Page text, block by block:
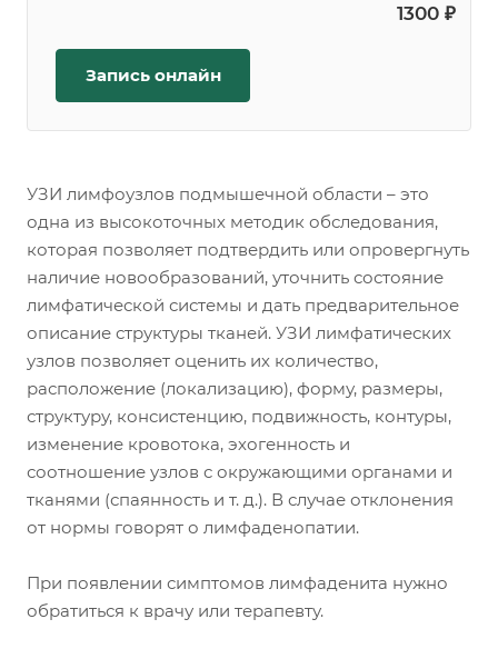
1300 ₽
Запись онлайн
УЗИ лимфоузлов подмышечной области – это
одна из высокоточных методик обследования,
которая позволяет подтвердить или опровергнуть
наличие новообразований, уточнить состояние
лимфатической системы и дать предварительное
описание структуры тканей. УЗИ лимфатических
узлов позволяет оценить их количество,
расположение (локализацию), форму, размеры,
структуру, консистенцию, подвижность, контуры,
изменение кровотока, эхогенность и
соотношение узлов с окружающими органами и
тканями (спаянность и т. д.). В случае отклонения
от нормы говорят о лимфаденопатии.
При появлении симптомов лимфаденита нужно
обратиться к врачу или терапевту.